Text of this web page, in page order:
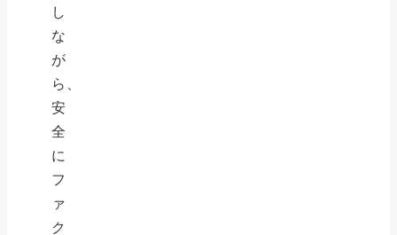
し
な
が
ら、
安
全
に
フ
ァ
ク